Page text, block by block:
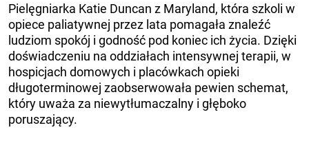
Pielęgniarka Katie Duncan z Maryland, która szkoli w
opiece paliatywnej przez lata pomagała znaleźć
ludziom spokój i godność pod koniec ich życia. Dzięki
doświadczeniu na oddziałach intensywnej terapii, w
hospicjach domowych i placówkach opieki
długoterminowej zaobserwowała pewien schemat,
który uważa za niewytłumaczalny i głęboko
poruszający.